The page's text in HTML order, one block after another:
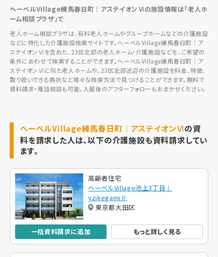
ヘーベルVillage練馬春日町｜アステイオンⅥの施設情報は「老人ホ
ーム相談プラザ」で
老人ホーム相談プラザは、有料老人ホームやグループホームなどの介護施設
などに特化した介護施設検索サイトです。ヘーベルVillage練馬春日町｜ア
ステイオンⅥを含めた、23区北部の老人ホーム・介護施設などを、ご希望の
条件にあわせて検索することができます。ヘーベルVillage練馬春日町｜ア
ステイオンⅥに似た老人ホームや、23区北部近辺の介護施設を料金、特徴、
取り扱いできる病状など様々な検索方法で見つけることができます。無料で
資料請求・電話相談も可能。入居後のアフターフォローもおまかせください。
ヘーベルVillage練馬春日町｜アステイオンⅥの資
料を請求した人は、以下の介護施設も資料請求してい
ます。
高齢者住宅
ヘーベルVillage池上3丁目｜
yzikegamiⅡ
東京都大田区
一括資料請求に追加 もっと詳しく見る